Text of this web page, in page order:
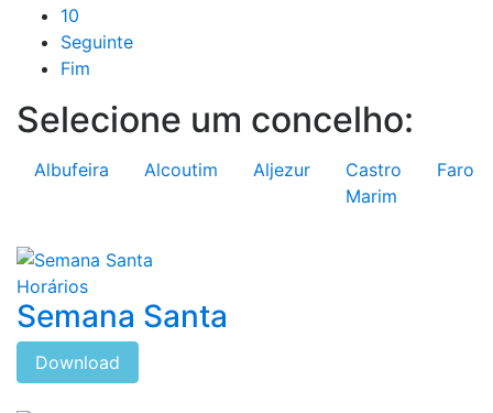
10
Seguinte
Fim
Selecione um concelho:
Albufeira Alcoutim Aljezur
Castro
Marim
Faro
Horários
Semana Santa
Download